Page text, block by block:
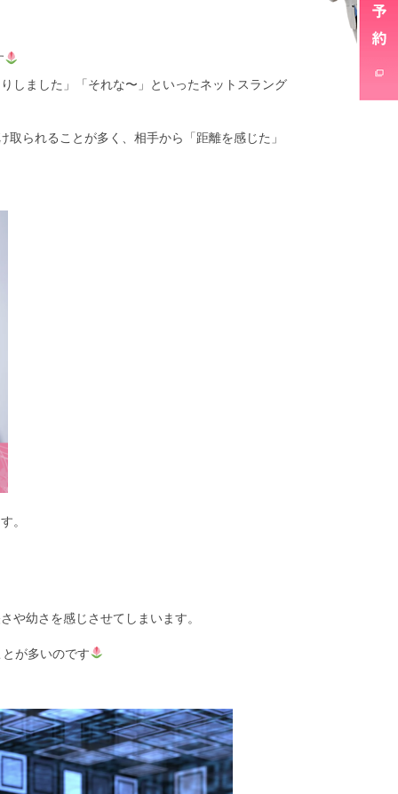
しました」「それな〜」といったネットスラング
られることが多く、相手から「距離を感じた」
。
や幼さを感じさせてしまいます。
が多いのです